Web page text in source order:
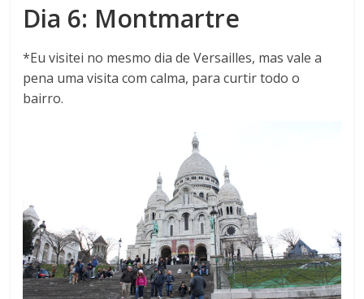
Dia 6: Montmartre
*Eu visitei no mesmo dia de Versailles, mas vale a
pena uma visita com calma, para curtir todo o
bairro.